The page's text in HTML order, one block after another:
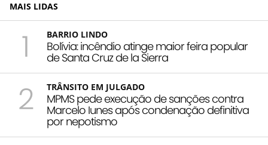
MAIS LIDAS
1 BARRIO LINDO
Bolívia: incêndio atinge maior feira popular
de Santa Cruz de la Sierra
2 TRÂNSITO EM JULGADO
MPMS pede execução de sanções contra
Marcelo Iunes após condenação definitiva
por nepotismo